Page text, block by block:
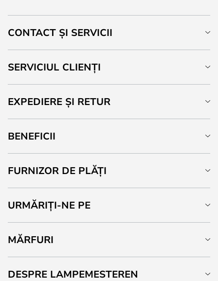
CONTACT ȘI SERVICII
SERVICIUL CLIENȚI
EXPEDIERE ȘI RETUR
BENEFICII
FURNIZOR DE PLĂȚI
URMĂRIȚI-NE PE
MĂRFURI
DESPRE LAMPEMESTEREN